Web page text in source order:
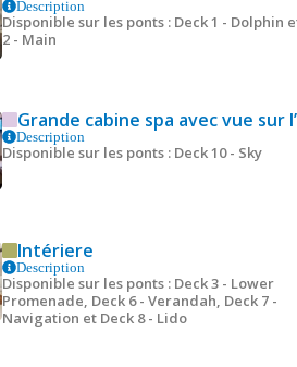
Description
Disponible sur les ponts : Deck 1 - Dolphin
2 - Main
Grande cabine spa avec vue sur
Description
Disponible sur les ponts : Deck 10 - Sky
Intériere
Description
Disponible sur les ponts : Deck 3 - Lower
Promenade, Deck 6 - Verandah, Deck 7 -
Navigation et Deck 8 - Lido